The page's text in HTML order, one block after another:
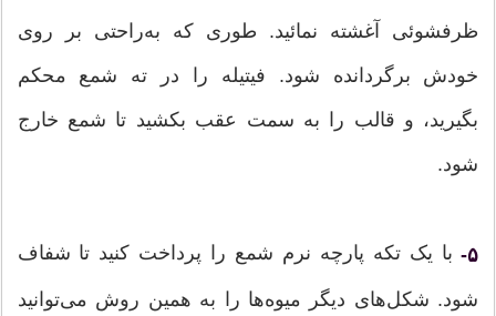
‌‌ظرفشوئی آغشته نمائید. طوری که به‌راحتی بر روی
خودش برگردانده شود. فیتیله را در ته شمع محکم
بگیرید، و قالب را به سمت عقب بکشید تا شمع خارج
شود.
۵- با یک تکه پارچه نرم شمع را پرداخت کنید تا شفاف
شود. شکل‌های دیگر میوه‌ها را به همین روش می‌توانید